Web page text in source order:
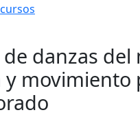
cursos
de danzas
y movimiento